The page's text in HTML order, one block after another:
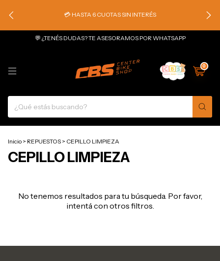
💳 HASTA 6 CUOTAS SIN INTERÉS
💬 ¿TENÉS DUDAS? TE ASESORAMOS POR WHATSAPP
0
Inicio > REPUESTOS > CEPILLO LIMPIEZA
CEPILLO LIMPIEZA
No tenemos resultados para tu búsqueda. Por favor,
intentá con otros filtros.